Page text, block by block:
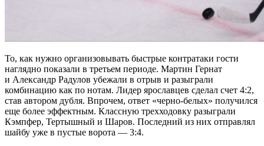
То, как нужно организовывать быстрые контратаки гости
наглядно показали в третьем периоде. Мартин Гернат
и Александр Радулов убежали в отрыв и разыграли
комбинацию как по нотам. Лидер ярославцев сделал счет 4:2,
став автором дубля. Впрочем, ответ «черно-белых» получился
еще более эффектным. Классную трехходовку разыграли
Кэмпфер, Тертышный и Шаров. Последний из них отправлял
шайбу уже в пустые ворота — 3:4.